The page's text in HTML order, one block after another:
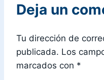
Deja un
Tu dirección de
publicada. Los
marcados con *